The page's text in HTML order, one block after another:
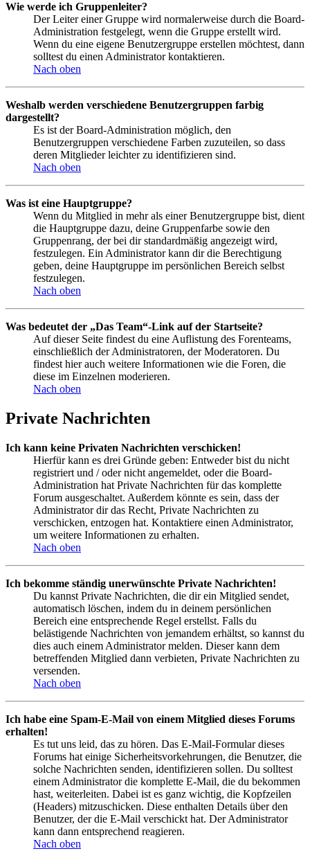
Wie werde ich Gruppenleiter?
Der Leiter einer Gruppe wird normalerweise durch die Board-
Administration festgelegt, wenn die Gruppe erstellt wird.
Wenn du eine eigene Benutzergruppe erstellen möchtest, dann
solltest du einen Administrator kontaktieren.
Nach oben
Weshalb werden verschiedene Benutzergruppen farbig
dargestellt?
Es ist der Board-Administration möglich, den
Benutzergruppen verschiedene Farben zuzuteilen, so dass
deren Mitglieder leichter zu identifizieren sind.
Nach oben
Was ist eine Hauptgruppe?
Wenn du Mitglied in mehr als einer Benutzergruppe bist, dient
die Hauptgruppe dazu, deine Gruppenfarbe sowie den
Gruppenrang, der bei dir standardmäßig angezeigt wird,
festzulegen. Ein Administrator kann dir die Berechtigung
geben, deine Hauptgruppe im persönlichen Bereich selbst
festzulegen.
Nach oben
Was bedeutet der „Das Team“-Link auf der Startseite?
Auf dieser Seite findest du eine Auflistung des Forenteams,
einschließlich der Administratoren, der Moderatoren. Du
findest hier auch weitere Informationen wie die Foren, die
diese im Einzelnen moderieren.
Nach oben
Private Nachrichten
Ich kann keine Privaten Nachrichten verschicken!
Hierfür kann es drei Gründe geben: Entweder bist du nicht
registriert und / oder nicht angemeldet, oder die Board-
Administration hat Private Nachrichten für das komplette
Forum ausgeschaltet. Außerdem könnte es sein, dass der
Administrator dir das Recht, Private Nachrichten zu
verschicken, entzogen hat. Kontaktiere einen Administrator,
um weitere Informationen zu erhalten.
Nach oben
Ich bekomme ständig unerwünschte Private Nachrichten!
Du kannst Private Nachrichten, die dir ein Mitglied sendet,
automatisch löschen, indem du in deinem persönlichen
Bereich eine entsprechende Regel erstellst. Falls du
belästigende Nachrichten von jemandem erhältst, so kannst du
dies auch einem Administrator melden. Dieser kann dem
betreffenden Mitglied dann verbieten, Private Nachrichten zu
versenden.
Nach oben
Ich habe eine Spam-E-Mail von einem Mitglied dieses Forums
erhalten!
Es tut uns leid, das zu hören. Das E-Mail-Formular dieses
Forums hat einige Sicherheitsvorkehrungen, die Benutzer, die
solche Nachrichten senden, identifizieren sollen. Du solltest
einem Administrator die komplette E-Mail, die du bekommen
hast, weiterleiten. Dabei ist es ganz wichtig, die Kopfzeilen
(Headers) mitzuschicken. Diese enthalten Details über den
Benutzer, der die E-Mail verschickt hat. Der Administrator
kann dann entsprechend reagieren.
Nach oben